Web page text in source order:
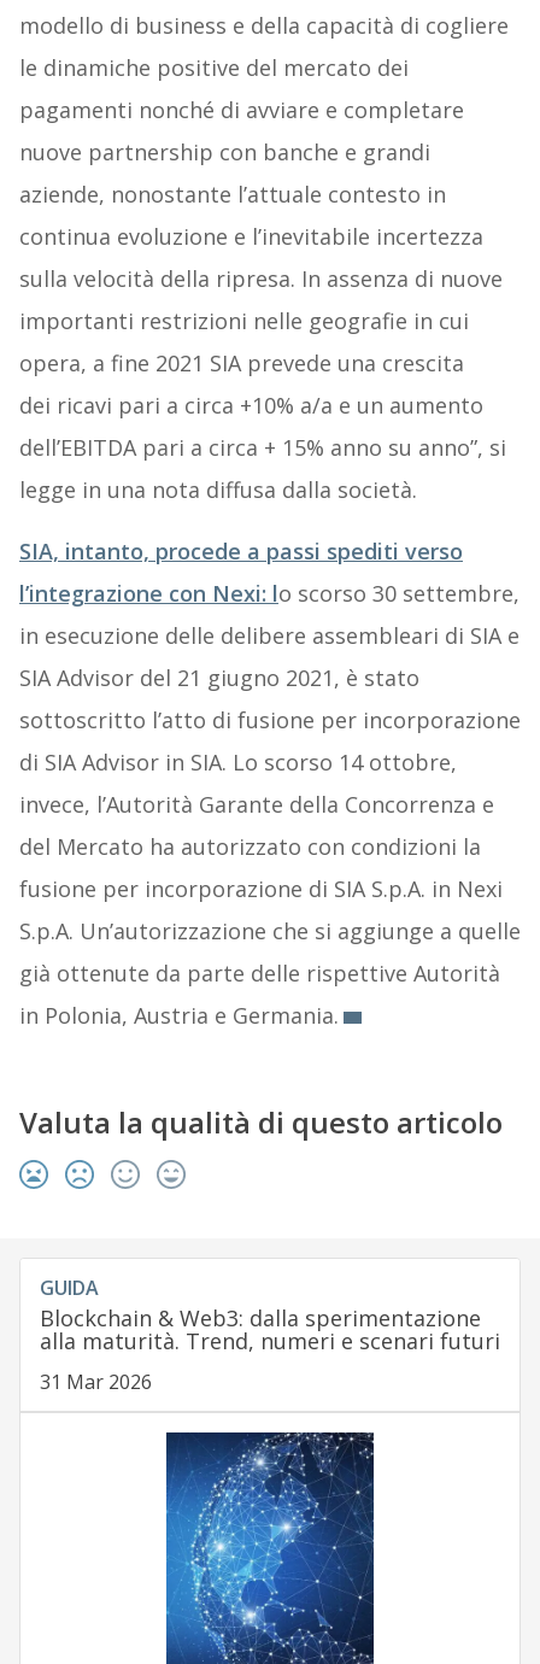
modello di business e della capacità di cogliere
le dinamiche positive del mercato dei
pagamenti nonché di avviare e completare
nuove partnership con banche e grandi
aziende, nonostante l’attuale contesto in
continua evoluzione e l’inevitabile incertezza
sulla velocità della ripresa. In assenza di nuove
importanti restrizioni nelle geografie in cui
opera, a fine 2021 SIA prevede una crescita
dei ricavi pari a circa +10% a/a e un aumento
dell’EBITDA pari a circa + 15% anno su anno”, si
legge in una nota diffusa dalla società.
SIA, intanto, procede a passi spediti verso
l’integrazione con Nexi: lo scorso 30 settembre,
in esecuzione delle delibere assembleari di SIA e
SIA Advisor del 21 giugno 2021, è stato
sottoscritto l’atto di fusione per incorporazione
di SIA Advisor in SIA. Lo scorso 14 ottobre,
invece, l’Autorità Garante della Concorrenza e
del Mercato ha autorizzato con condizioni la
fusione per incorporazione di SIA S.p.A. in Nexi
S.p.A. Un’autorizzazione che si aggiunge a quelle
già ottenute da parte delle rispettive Autorità
in Polonia, Austria e Germania.
Valuta la qualità di questo articolo
GUIDA
Blockchain & Web3: dalla sperimentazione
alla maturità. Trend, numeri e scenari futuri
31 Mar 2026